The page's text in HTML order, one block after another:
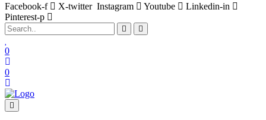
Facebook-f X-twitter Instagram Youtube
Linkedin-in
Pinterest-p
0
0